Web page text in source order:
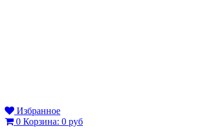
Избранное
0 Корзина: 0 руб